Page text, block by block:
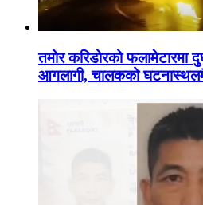
तमोर करिडोरको फलामेटारमा
आगलागी, चालकको